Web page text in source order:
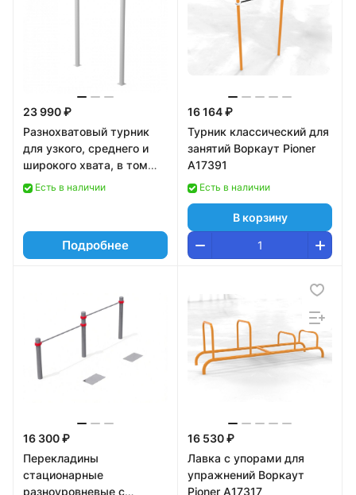
23 990 ₽
Разнохватовый турник
для узкого, среднего и
широкого хвата, в том
числе для инвалидов и
Pioner A17388
Есть в наличии
Подробнее
16 164 ₽
Турник классический для
занятий Воркаут Pioner
A17391
Есть в наличии
В корзину
16 300 ₽
Перекладины
стационарные
разноуровневые с
16 530 ₽
Лавка с упорами для
упражнений Воркаут
Pioner A17317